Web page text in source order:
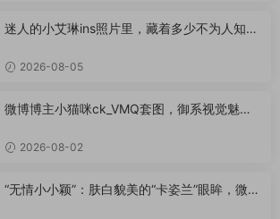
迷人的小艾琳ins照片里，藏着多少不为人知的
2026-08-05
微博博主小猫咪ck_VMQ套图，御系视觉魅力
2026-08-02
“无情小小颖”：肤白貌美的“卡姿兰”眼眸，微密